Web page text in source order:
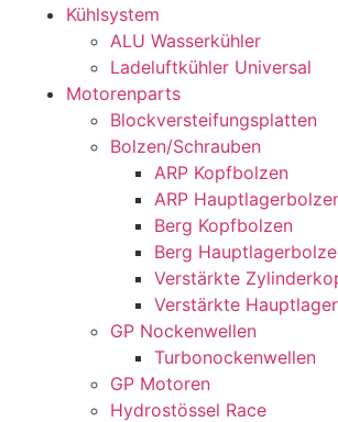
Kühlsystem
ALU Wasserkühler
Ladeluftkühler Universal
Motorenparts
Blockversteifungsplatten
Bolzen/Schrauben
ARP Kopfbolzen
ARP
Berg Kopfbolzen
Berg
Verstärkte
Verstärkte
GP Nockenwellen
Turbonockenwellen
GP Motoren
Hydrostössel Race